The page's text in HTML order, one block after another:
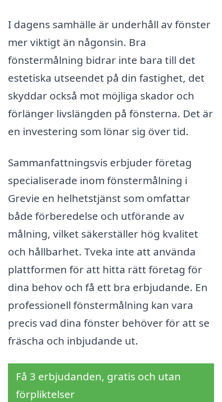
I dagens samhälle är underhåll av fönster
mer viktigt än någonsin. Bra
fönstermålning bidrar inte bara till det
estetiska utseendet på din fastighet, det
skyddar också mot möjliga skador och
förlänger livslängden på fönsterna. Det är
en investering som lönar sig över tid.
Sammanfattningsvis erbjuder företag
specialiserade inom fönstermålning i
Grevie en helhetstjänst som omfattar
både förberedelse och utförande av
målning, vilket säkerställer hög kvalitet
och hållbarhet. Tveka inte att använda
plattformen för att hitta rätt företag för
dina behov och få ett bra erbjudande. En
professionell fönstermålning kan vara
precis vad dina fönster behöver för att se
fräscha och inbjudande ut.
Få 3 erbjudanden, gratis och utan
förpliktelser